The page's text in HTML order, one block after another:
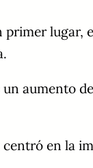
lugar,
aumento
en la